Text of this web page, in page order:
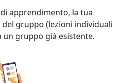
apprendimento, la tua
gruppo (lezioni individuali
un gruppo già esistente.